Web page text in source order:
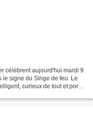
célèbrent aujourd'hui mardi 9
signe du Singe de feu. Le
curieux de tout et porté